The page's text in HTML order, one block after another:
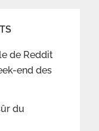
de Reddit
end des
du